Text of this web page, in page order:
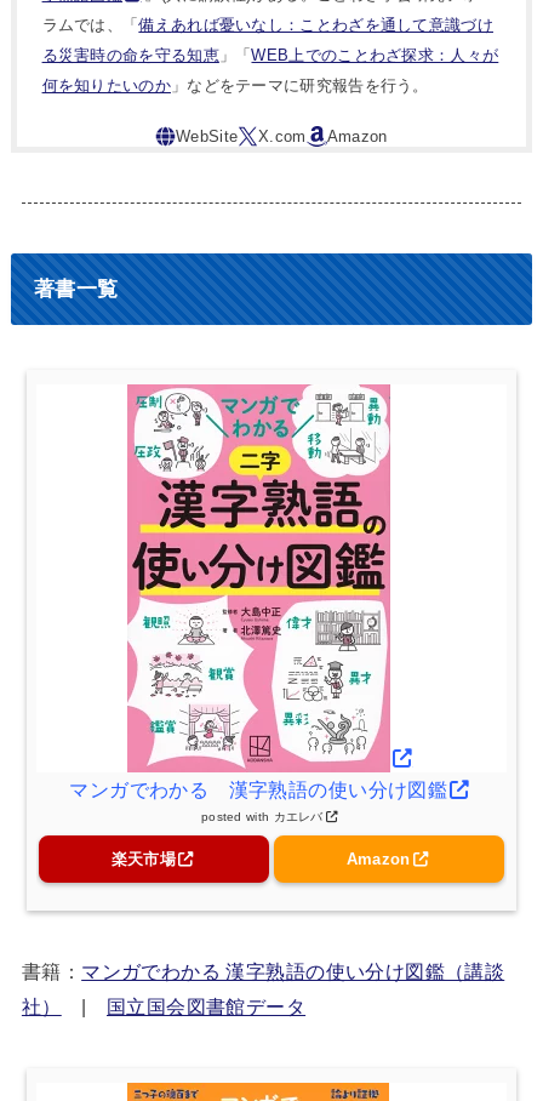
ラムでは、「備えあれば憂いなし：ことわざを通して意識づけ
る災害時の命を守る知恵」「WEB上でのことわざ探求：人々が
何を知りたいのか」などをテーマに研究報告を行う。
著書一覧
マンガでわかる 漢字熟語の使い分け図鑑
posted with カエレバ
楽天市場 Amazon
書籍： マンガでわかる 漢字熟語の使い分け図鑑（講談
社）
| 国立国会図書館データ